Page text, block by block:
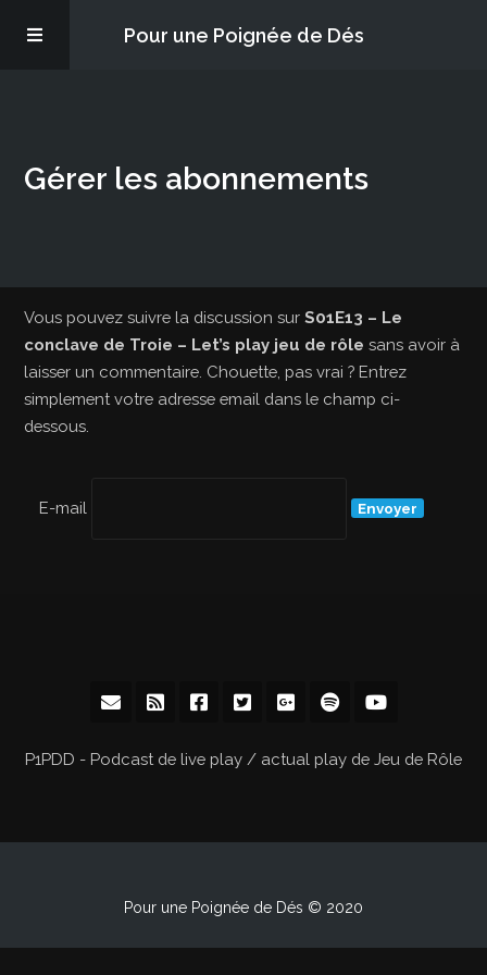
Pour une Poignée de Dés
PQD2P
À propos
Gérer les abonnements
Vous pouvez suivre la discussion surS01E13 – Le
conclave de Troie – Let’s play jeu de rôle sans avoir à
laisser un commentaire. Chouette, pas vrai ? Entrez
simplement votre adresse email dans le champ ci-
dessous.
E-mail
P1PDD - Podcast de live play / actual play de Jeu de Rôle
Pour une Poignée de Dés © 2020